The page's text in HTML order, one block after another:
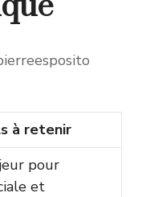
à retenir
pour
et